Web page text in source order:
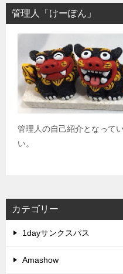
管理人「けーぽん」
管理人の自己紹介となって
い。
カテゴリー
1dayサンクスパス
Amashow